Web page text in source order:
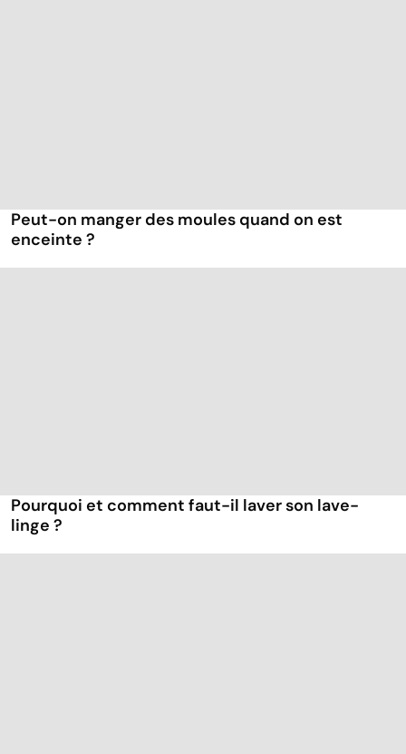
Peut-on manger des moules quand on est
enceinte ?
Pourquoi et comment faut-il laver son lave-
linge ?